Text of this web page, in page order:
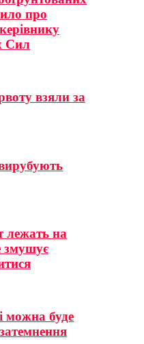
про
Сил
взяли за
лежать на
змушує
можна буде